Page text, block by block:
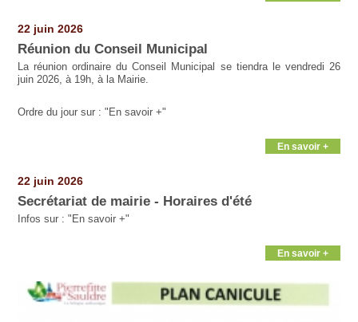
22 juin 2026
Réunion du Conseil Municipal
La réunion ordinaire du Conseil Municipal se tiendra le vendredi 26
juin 2026, à 19h, à la Mairie.
Ordre du jour sur : "En savoir +"
En savoir +
22 juin 2026
Secrétariat de mairie - Horaires d'été
Infos sur : "En savoir +"
En savoir +